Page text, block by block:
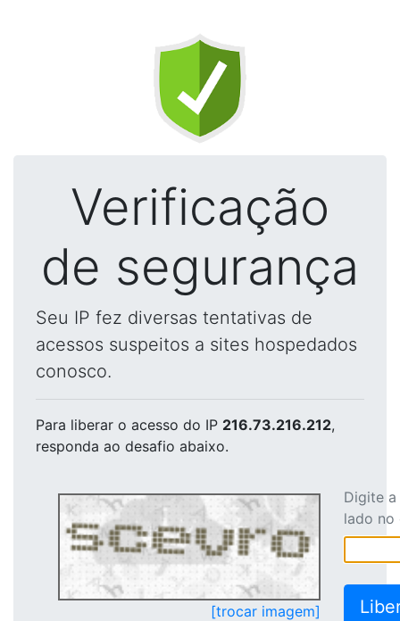
Verificação
de segurança
Seu IP fez diversas tentativas de
acessos suspeitos a sites hospedados
conosco.
Para liberar o acesso do IP 216.73.216.212,
responda ao desafio abaixo.
[trocar imagem]
Digite
lado no